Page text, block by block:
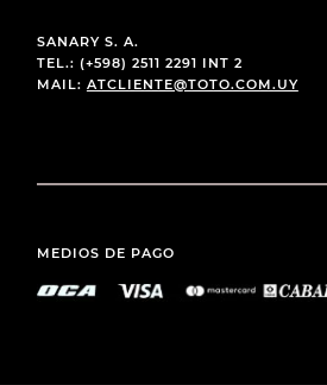
SANARY S. A.
TEL.: (+598) 2511 2291 INT 2
MAIL: ATCLIENTE@TOTO.COM.UY
MEDIOS DE PAGO